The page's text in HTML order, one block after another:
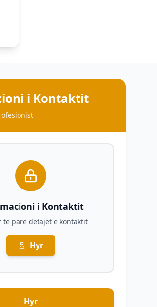
i Kontaktit
i Kontaktit
të parë detajet e kontaktit
Hyr
Hyr